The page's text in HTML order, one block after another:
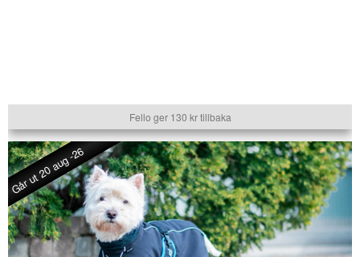
Fello ger 130 kr tillbaka
Går ut 20 aug -26